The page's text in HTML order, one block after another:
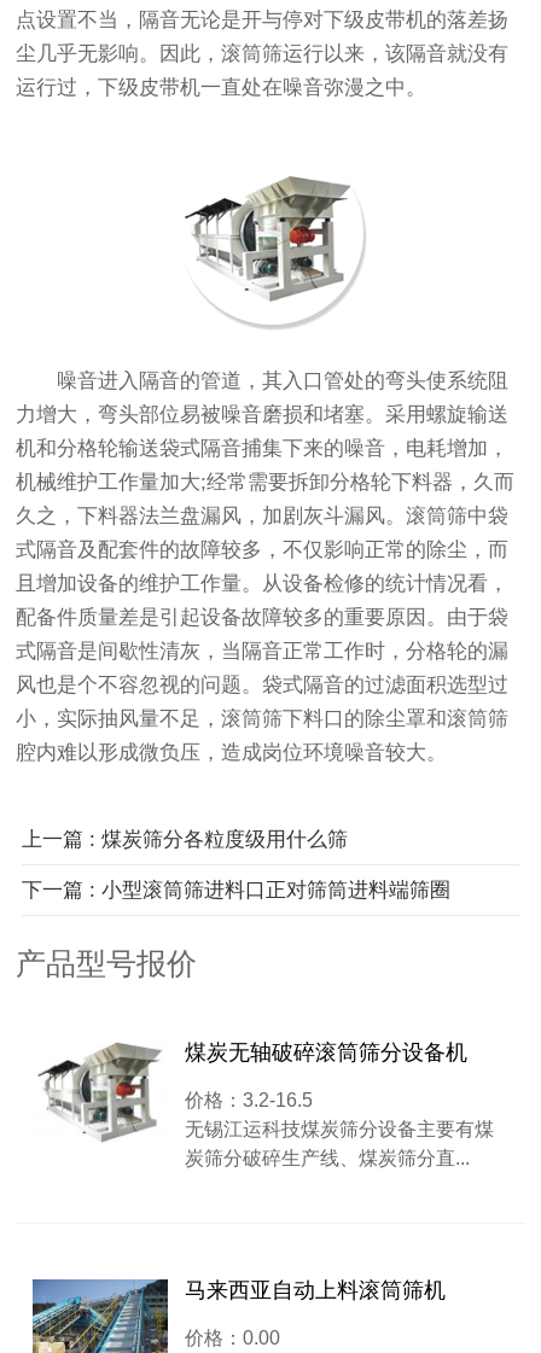
点设置不当，隔音无论是开与停对下级皮带机的落差扬
尘几乎无影响。因此，滚筒筛运行以来，该隔音就没有
运行过，下级皮带机一直处在噪音弥漫之中。
噪音进入隔音的管道，其入口管处的弯头使系统阻
力增大，弯头部位易被噪音磨损和堵塞。采用螺旋输送
机和分格轮输送袋式隔音捕集下来的噪音，电耗增加，
机械维护工作量加大;经常需要拆卸分格轮下料器，久而
久之，下料器法兰盘漏风，加剧灰斗漏风。滚筒筛中袋
式隔音及配套件的故障较多，不仅影响正常的除尘，而
且增加设备的维护工作量。从设备检修的统计情况看，
配备件质量差是引起设备故障较多的重要原因。由于袋
式隔音是间歇性清灰，当隔音正常工作时，分格轮的漏
风也是个不容忽视的问题。袋式隔音的过滤面积选型过
小，实际抽风量不足，滚筒筛下料口的除尘罩和滚筒筛
腔内难以形成微负压，造成岗位环境噪音较大。
上一篇 : 煤炭筛分各粒度级用什么筛
下一篇 : 小型滚筒筛进料口正对筛筒进料端筛圈
产品型号报价
煤炭无轴破碎滚筒筛分设备机
价格：3.2-16.5
无锡江运科技煤炭筛分设备主要有煤
炭筛分破碎生产线、煤炭筛分直...
马来西亚自动上料滚筒筛机
价格：0.00